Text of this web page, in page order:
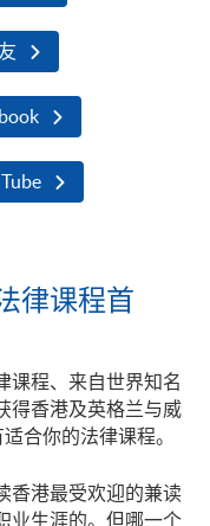
律课程首
课程、来自世界知名
得香港及英格兰与威
合你的法律课程。
香港最受欢迎的兼读
业生涯的。但哪一个